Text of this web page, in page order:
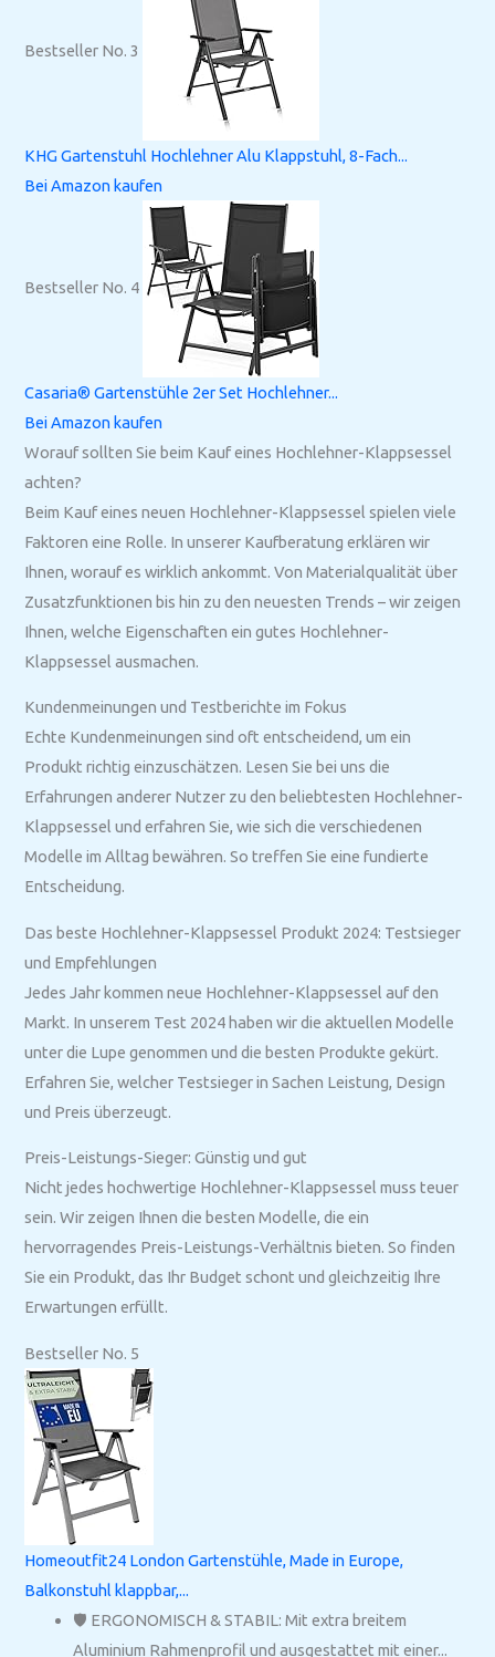
Bestseller No. 3
KHG Gartenstuhl Hochlehner Alu Klappstuhl, 8-Fach...
Bei Amazon kaufen
Bestseller No. 4
Casaria® Gartenstühle 2er Set Hochlehner...
Bei Amazon kaufen
Worauf sollten Sie beim Kauf eines Hochlehner-Klappsessel
achten?
Beim Kauf eines neuen Hochlehner-Klappsessel spielen viele
Faktoren eine Rolle. In unserer Kaufberatung erklären wir
Ihnen, worauf es wirklich ankommt. Von Materialqualität über
Zusatzfunktionen bis hin zu den neuesten Trends – wir zeigen
Ihnen, welche Eigenschaften ein gutes Hochlehner-
Klappsessel ausmachen.
Kundenmeinungen und Testberichte im Fokus
Echte Kundenmeinungen sind oft entscheidend, um ein
Produkt richtig einzuschätzen. Lesen Sie bei uns die
Erfahrungen anderer Nutzer zu den beliebtesten Hochlehner-
Klappsessel und erfahren Sie, wie sich die verschiedenen
Modelle im Alltag bewähren. So treffen Sie eine fundierte
Entscheidung.
Das beste Hochlehner-Klappsessel Produkt 2024: Testsieger
und Empfehlungen
Jedes Jahr kommen neue Hochlehner-Klappsessel auf den
Markt. In unserem Test 2024 haben wir die aktuellen Modelle
unter die Lupe genommen und die besten Produkte gekürt.
Erfahren Sie, welcher Testsieger in Sachen Leistung, Design
und Preis überzeugt.
Preis-Leistungs-Sieger: Günstig und gut
Nicht jedes hochwertige Hochlehner-Klappsessel muss teuer
sein. Wir zeigen Ihnen die besten Modelle, die ein
hervorragendes Preis-Leistungs-Verhältnis bieten. So finden
Sie ein Produkt, das Ihr Budget schont und gleichzeitig Ihre
Erwartungen erfüllt.
Bestseller No. 5
Homeoutfit24 London Gartenstühle, Made in Europe,
Balkonstuhl klappbar,...
🛡️ ERGONOMISCH & STABIL: Mit extra breitem
Aluminium Rahmenprofil und ausgestattet mit einer...